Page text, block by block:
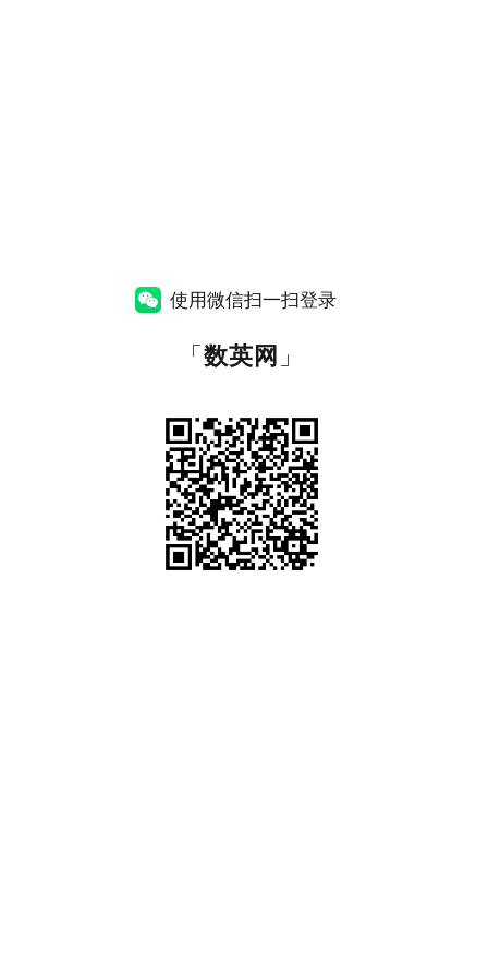
使用微信扫一扫登录
「数英网 」